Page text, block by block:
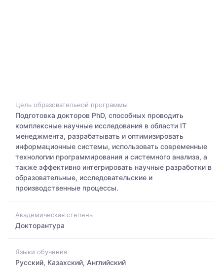
Цель образовательной программы
Подготовка докторов PhD, способных проводить
комплексные научные исследования в области IT
менеджмента, разрабатывать и оптимизировать
информационные системы, использовать современные
технологии программирования и системного анализа, а
также эффективно интегрировать научные разработки в
образовательные, исследовательские и
производственные процессы.
Академическая степень
Докторантура
Языки обучения
Русский, Казахский, Английский